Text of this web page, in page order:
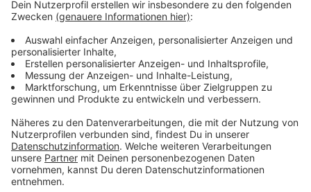
Stadt informiert über Corona
Anzeige
Zustimmung, um den YouTube
Video-Service zu laden!
Wir verwenden einen Service eines